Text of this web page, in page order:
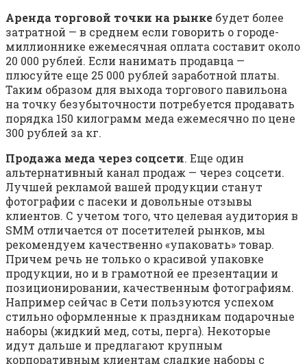
Аренда торговой точки на рынке будет более
затратной — в среднем если говорить о городе-
миллионнике ежемесячная оплата составит около
20 000 рублей. Если нанимать продавца —
плюсуйте еще 25 000 рублей заработной платы.
Таким образом для выхода торгового павильона
на точку безубыточности потребуется продавать
порядка 150 килограмм меда ежемесячно по цене
300 рублей за кг.
Продажа меда через соцсети. Еще один
альтернативный канал продаж — через соцсети.
Лучшей рекламой вашей продукции станут
фотографии с пасеки и довольные отзывы
клиентов. С учетом того, что целевая аудитория в
SMM отличается от посетителей рынков, мы
рекомендуем качественно «упаковать» товар.
Причем речь не только о красивой упаковке
продукции, но и в грамотной ее презентации и
позиционировании, качественным фотографиям.
Например сейчас в Сети пользуются успехом
стильно оформленные к праздникам подарочные
наборы (жидкий мед, соты, перга). Некоторые
идут дальше и предлагают крупным
корпоративным клиентам сладкие наборы с